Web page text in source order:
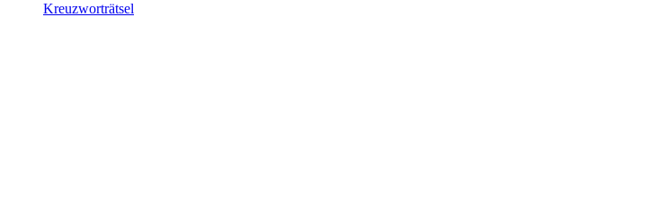
Kreuzworträtsel